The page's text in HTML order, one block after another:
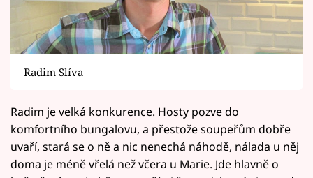
Radim Slíva
Radim je velká konkurence. Hosty pozve do
komfortního bungalovu, a přestože soupeřům dobře
uvaří, stará se o ně a nic nenechá náhodě, nálada u něj
doma je méně vřelá než včera u Marie. Jde hlavně o